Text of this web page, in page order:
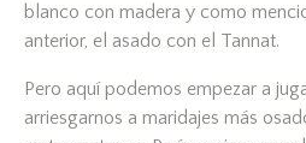
blanco con madera y como
anterior, el asado con el Tannat.
Pero aquí podemos empezar a
arriesgarnos a maridajes más